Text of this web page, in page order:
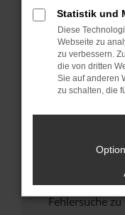
Stelle sicher,
sind.
Veraltete
führen, dass
Wende dich
hast,
versuchen,
uns diesen
Fehlersuche
Statistik und
Diese
Webseite zu
zu verbessern.
die von dritten
Sie auf anderen
zu schalten, die